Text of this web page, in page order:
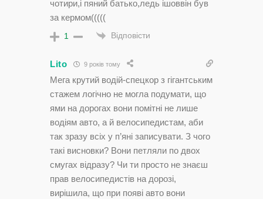
чотири,і пяний батько,ледь ішоввін був
за кермом(((((
1 Відповісти
Lito 9 років тому
Мега крутий водій-спецкор з гігантським
стажем логічно не могла подумати, що
ями на дорогах вони помітні не лише
водіям авто, а й велосипедистам, аби
так зразу всіх у п’яні записувати. З чого
такі висновки? Вони петляли по двох
смугах відразу? Чи ти просто не знаєш
прав велосипедистів на дорозі,
вирішила, що при появі авто вони